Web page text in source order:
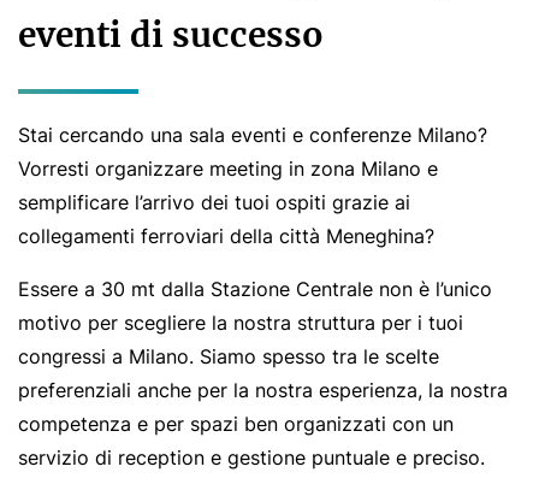
eventi di successo
Stai cercando una sala eventi e conferenze Milano?
Vorresti organizzare meeting in zona Milano e
semplificare l’arrivo dei tuoi ospiti grazie ai
collegamenti ferroviari della città Meneghina?
Essere a 30 mt dalla Stazione Centrale non è l’unico
motivo per scegliere la nostra struttura per i tuoi
congressi a Milano. Siamo spesso tra le scelte
preferenziali anche per la nostra esperienza, la nostra
competenza e per spazi ben organizzati con un
servizio di reception e gestione puntuale e preciso.